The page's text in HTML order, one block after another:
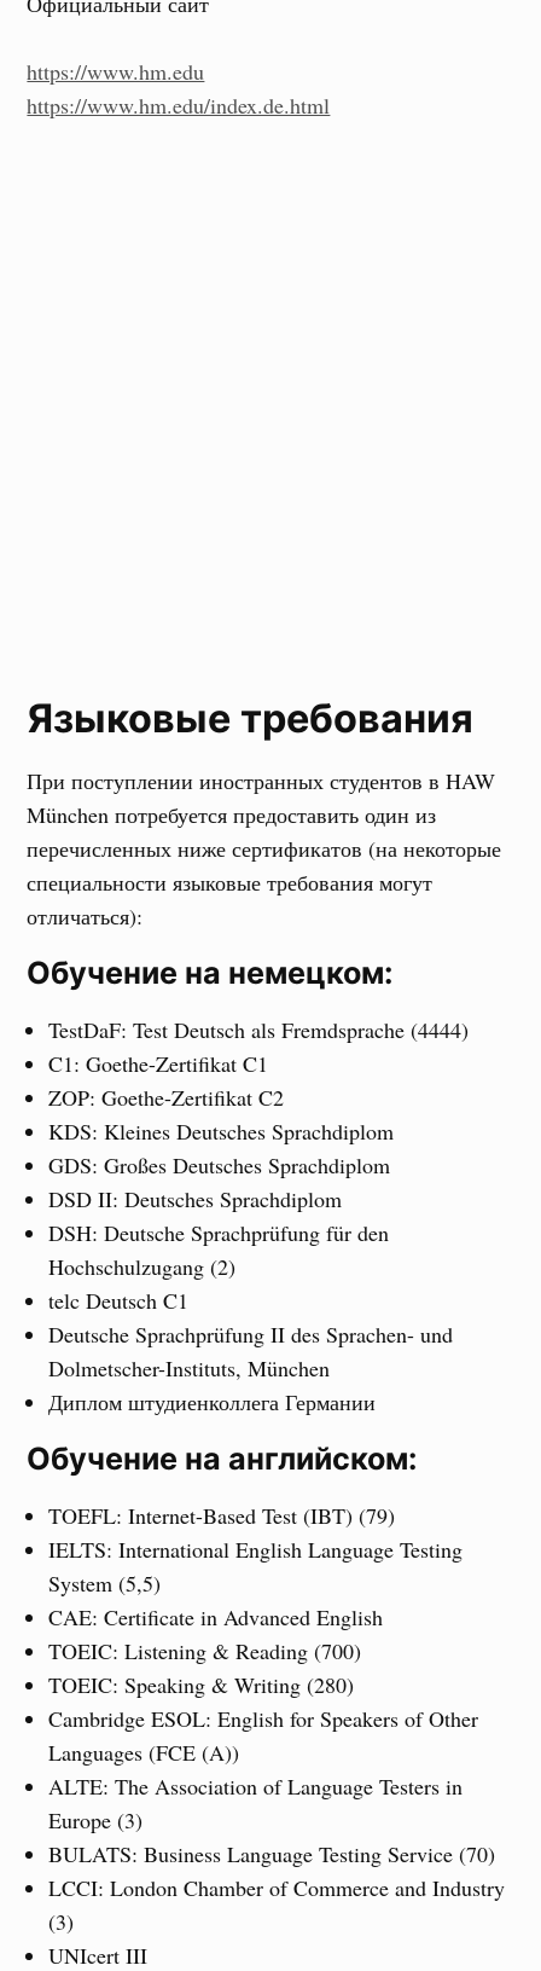
https://www.hm.edu
https://www.hm.edu/index.de.html
Языковые требования
При поступлении иностранных студентов в HAW
München потребуется предоставить один из
перечисленных ниже сертификатов (на некоторые
специальности языковые требования могут
отличаться):
Обучение на немецком:
TestDaF: Test Deutsch als Fremdsprache (4444)
C1: Goethe-Zertifikat C1
ZOP: Goethe-Zertifikat C2
KDS: Kleines Deutsches Sprachdiplom
GDS: Großes Deutsches Sprachdiplom
DSD II: Deutsches Sprachdiplom
DSH: Deutsche Sprachprüfung für den
Hochschulzugang (2)
telc Deutsch C1
Deutsche Sprachprüfung II des Sprachen- und
Dolmetscher-Instituts, München
Диплом штудиенколлега Германии
Обучение на английском:
TOEFL: Internet-Based Test (IBT) (79)
IELTS: International English Language Testing
System (5,5)
CAE: Certificate in Advanced English
TOEIC: Listening & Reading (700)
TOEIC: Speaking & Writing (280)
Cambridge ESOL: English for Speakers of Other
Languages (FCE (A))
ALTE: The Association of Language Testers in
Europe (3)
BULATS: Business Language Testing Service (70)
LCCI: London Chamber of Commerce and Industry
(3)
UNIcert III